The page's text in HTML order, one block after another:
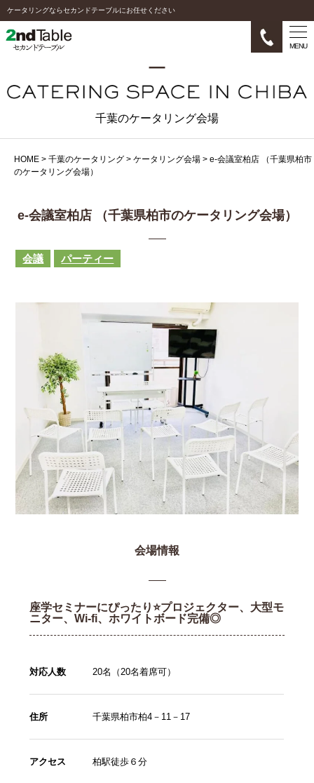
ケータリングならセカンドテーブルにお任せください
MENU
千葉のケータリング会場
HOME > 千葉のケータリング > ケータリング会場 > e-会議室柏店 （千葉県柏市
のケータリング会場）
e-会議室柏店 （千葉県柏市のケータリング会場）
会議 パーティー
会場情報
座学セミナーにぴったり⭐️プロジェクター、大型モ
ニター、Wi-fi、ホワイトボード完備◎
対応人数 20名（20名着席可）
住所 千葉県柏市柏4－11－17
アクセス 柏駅徒歩６分